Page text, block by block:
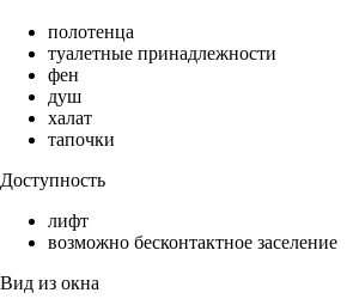
полотенца
туалетные принадлежности
фен
душ
халат
тапочки
Доступность
лифт
возможно бесконтактное заселение
Вид из окна